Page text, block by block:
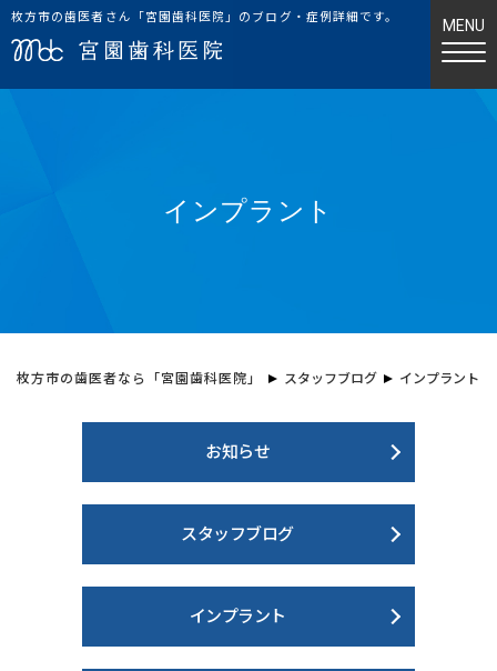
枚方市の歯医者さん「宮園歯科医院」のブログ・症例詳細です。
インプラント
枚方市の歯医者なら「宮園歯科医院」 スタッフブログ インプラント
お知らせ
スタッフブログ
インプラント